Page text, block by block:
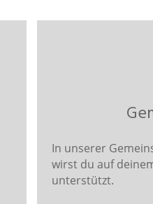
In unserer
wirst du auf
unterstützt.